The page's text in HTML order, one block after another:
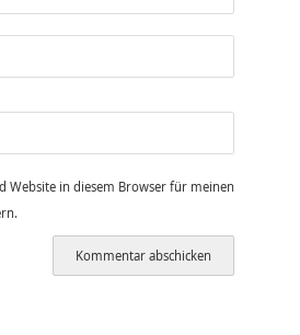
Website in diesem Browser für meinen